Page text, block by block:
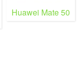
Huawei Mate 50